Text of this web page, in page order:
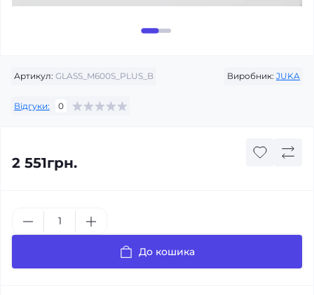
Артикул: GLASS_M600S_PLUS_B Виробник: JUKA
Відгуки: 0
2 551грн.
До кошика